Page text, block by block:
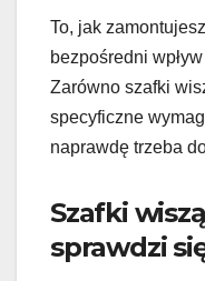
To, jak
bezpośredni
Zarówno szafki
specyficzne
naprawdę trzeba
Szafki
sprawdzi